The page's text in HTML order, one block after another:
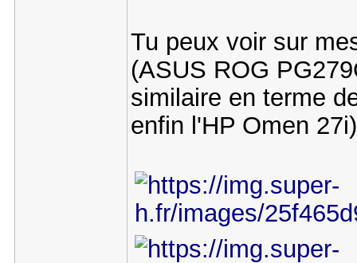
Tu peux voir sur
(ASUS ROG
similaire en terme
enfin l'HP Omen 27i)